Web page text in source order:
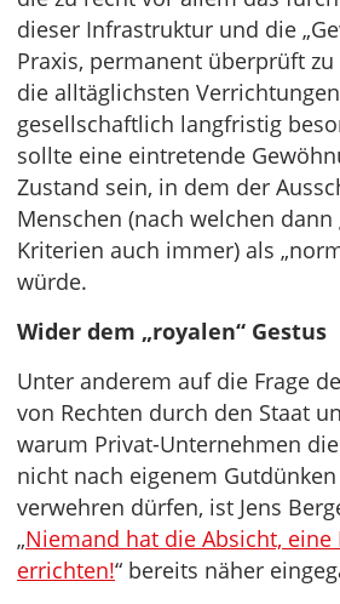
dieser Infrastruktur und die
Praxis, permanent überprüft
die alltäglichsten
gesellschaftlich langfristig
sollte eine eintretende
Zustand sein, in dem der
Menschen (nach welchen
Kriterien auch immer) als
würde.
Wider dem „royalen“ Gestus
Unter anderem auf die Frage
von Rechten durch den Staat
warum Privat-Unternehmen
nicht nach eigenem
verwehren dürfen, ist Jens
„Niemand hat die Absicht, eine
errichten!“ bereits näher